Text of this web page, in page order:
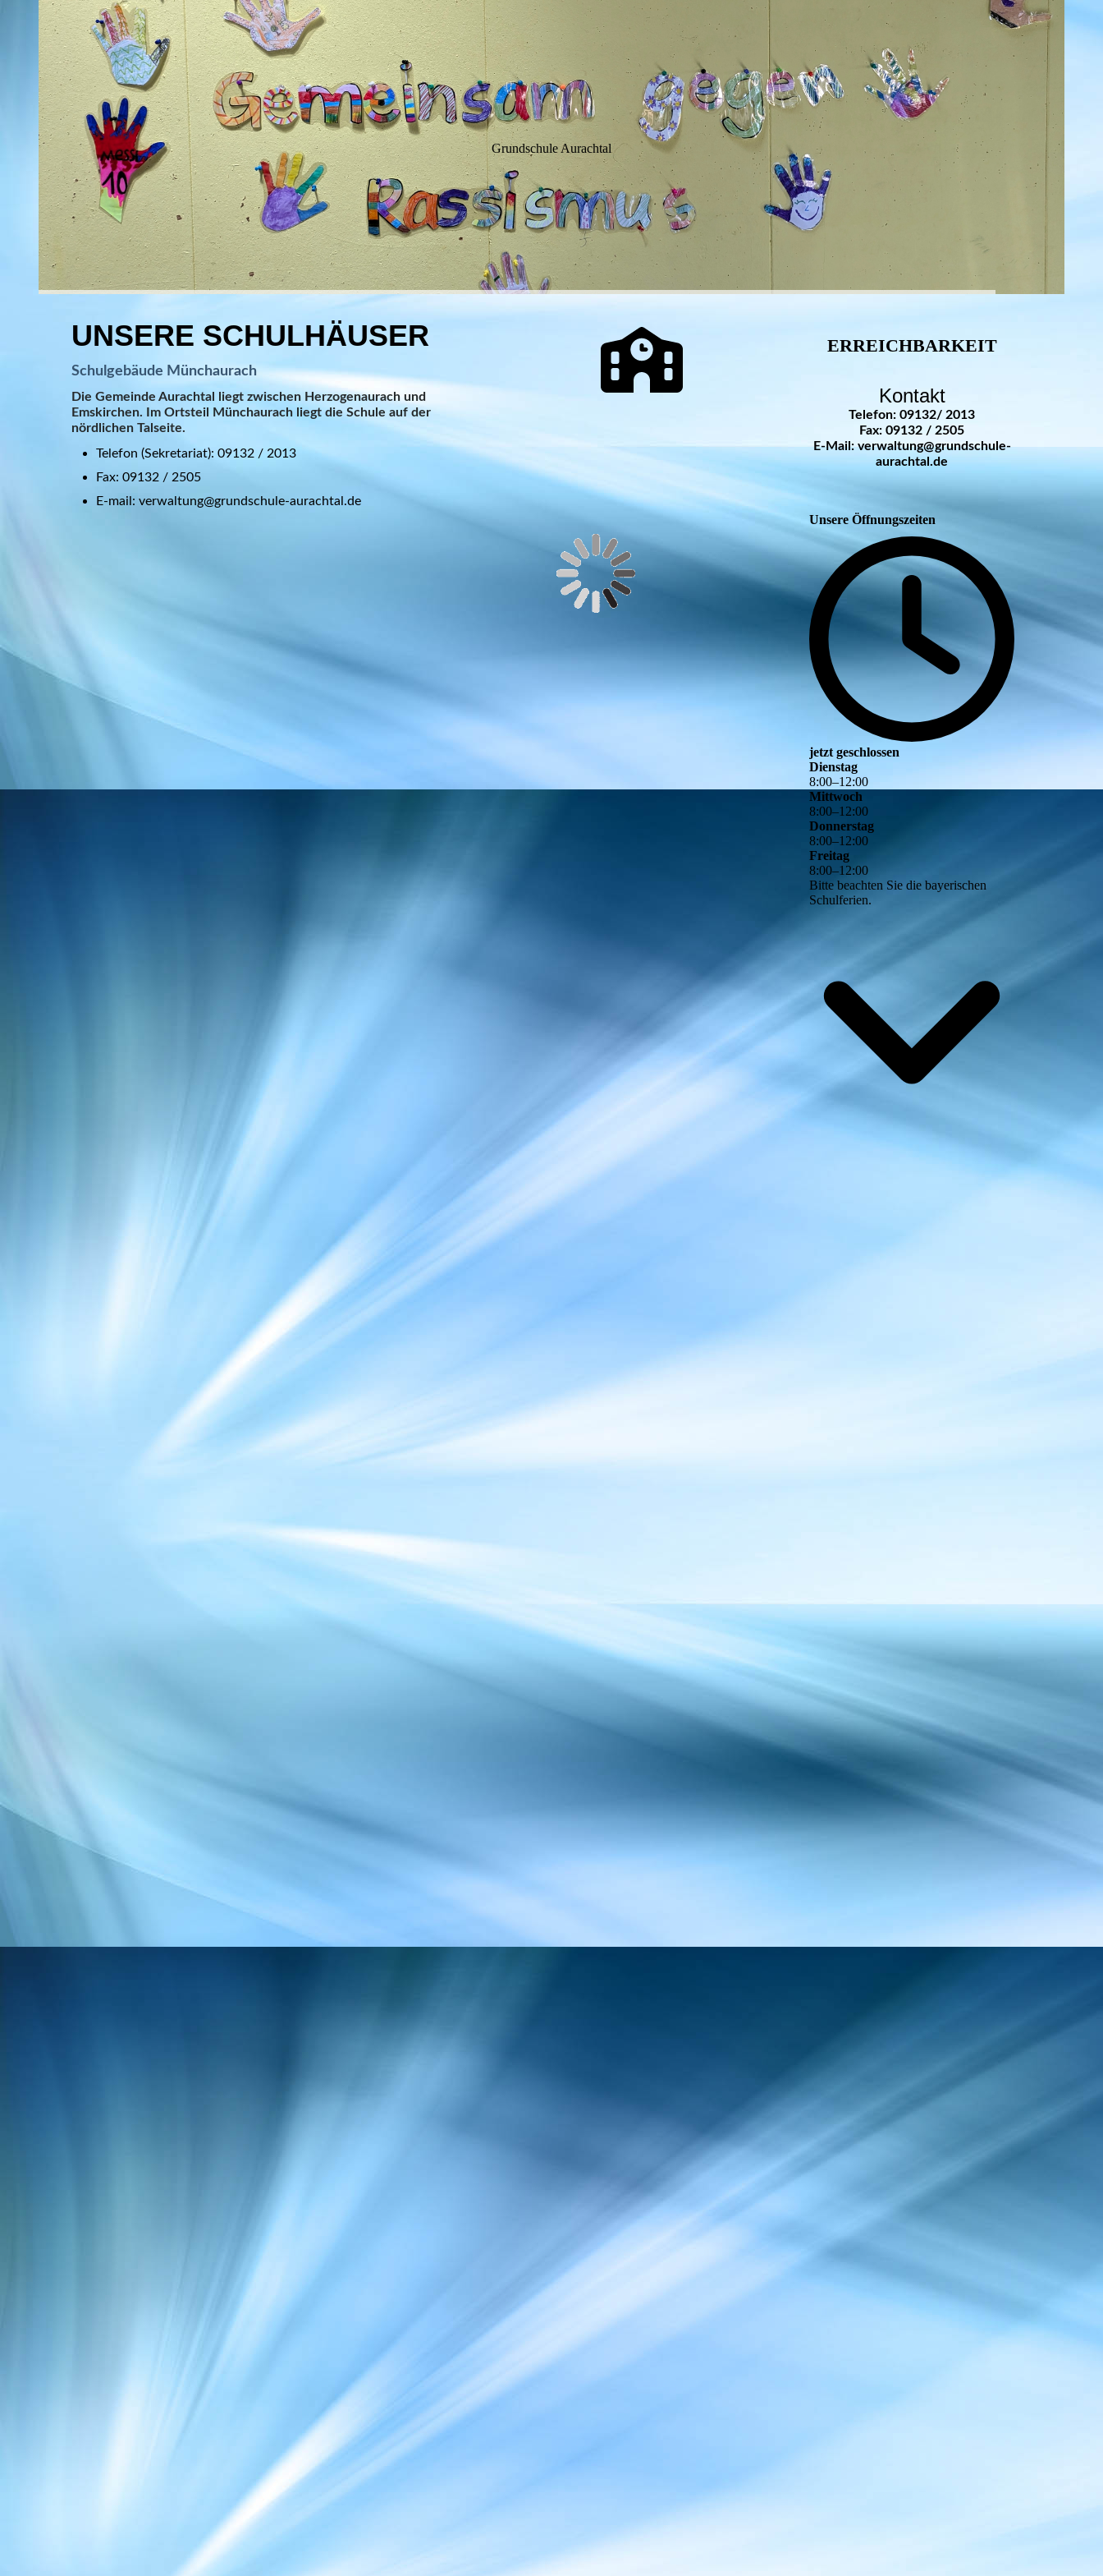
WIM
Grundschule Aurachtal
UNSERE SCHULHÄUSER
Schulgebäude Münchaurach
Die Gemeinde Aurachtal liegt zwischen Herzogenaurach und
Emskirchen. Im Ortsteil Münchaurach liegt die Schule auf der
nördlichen Talseite.
Telefon (Sekretariat): 09132 / 2013
Fax: 09132 / 2505
E-mail: verwaltung@grundschule-aurachtal.de
ERREICHBARKEIT
Kontakt
Telefon: 09132/ 2013
Fax: 09132 / 2505
E-Mail: verwaltung@grundschule-
aurachtal.de
Unsere Öffnungszeiten
jetzt geschlossen
Dienstag
8:00–12:00
Mittwoch
8:00–12:00
Donnerstag
8:00–12:00
Freitag
8:00–12:00
Bitte beachten Sie die bayerischen
Schulferien.